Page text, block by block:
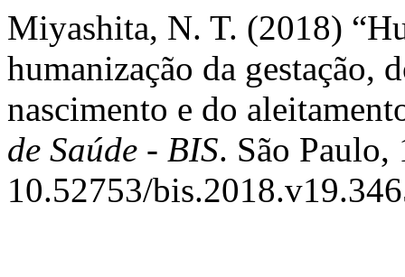
Miyashita, N. T. (2018)
humanização da gestação,
nascimento e do
de Saúde - BIS. São
10.52753/